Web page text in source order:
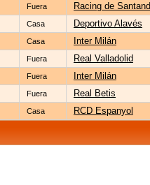
Fuera Racing de
Casa Deportivo Alavés
Casa Inter Milán
Fuera Real Valladolid
Fuera Inter Milán
Fuera Real Betis
Casa RCD Espanyol